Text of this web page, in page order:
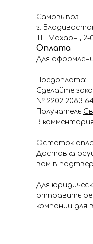
Самовывоз:
г.
ТЦ Махаон ,
Оплата
Для
Предоплата:
Сделайте
№ 2202 2083
Получатель
В
Остаток
Доставка
вам в
Для
отправить
компании